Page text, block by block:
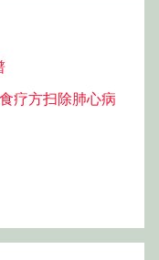
疗方扫除肺心病